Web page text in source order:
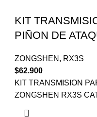
KIT
PIÑON DE
ZONGSHEN , RX3S
$62.900
KIT TRANSMISION
ZONGSHEN RX3S